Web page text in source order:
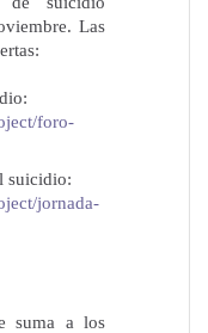
Las
foro-
suicidio:
jornada-
suma a los